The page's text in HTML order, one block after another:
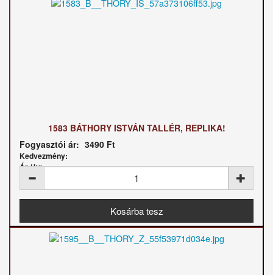
1583 BÁTHORY ISTVÁN TALLÉR, REPLIKA!
Fogyasztói ár: 3490 Ft
Kedvezmény:
Ár / kg: